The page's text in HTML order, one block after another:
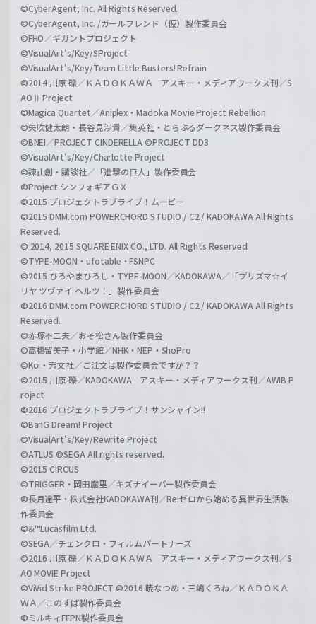
©CyberAgent, Inc. All Rights Reserved.
©CyberAgent, Inc. /ガールフレンド（仮）製作委員会
©FHO／ギガントプロジェクト
©VisualArt's/Key/SProject
©VisualArt's/Key/Team Little Busters! Refrain
©2014 川原 礫／ＫＡＤＯＫＡＷＡ アスキー・メディアワークス刊／S
AOⅡ Project
©Magica Quartet／Aniplex・Madoka Movie Project Rebellion
©矢吹健太朗・長谷見沙貴／集英社・とらぶるダークネス製作委員会
©BNEI／PROJECT CINDERELLA ©PROJECT DD3
©VisualArt's/Key/Charlotte Project
©諫山創・講談社／「進撃の巨人」製作委員会
©Project シンフォギアＧＸ
©2015 プロジェクトラブライブ！ムービー
©2015 DMM.com POWERCHORD STUDIO / C2 / KADOKAWA All Rights
Reserved.
© 2014, 2015 SQUARE ENIX CO., LTD. All Rights Reserved.
©TYPE-MOON・ufotable・FSNPC
©2015 ひろやまひろし・TYPE-MOON／KADOKAWA／「プリズマ☆イ
リヤ ツヴァイ ヘルツ！」製作委員会
©2016 DMM.com POWERCHORD STUDIO / C2 / KADOKAWA All Rights
Reserved.
©赤塚不二夫／おそ松さん製作委員会
©高橋留美子・小学館／NHK・NEP・ShoPro
©Koi・芳文社／ご注文は製作委員会ですか？？
©2015 川原 礫／KADOKAWA アスキー・メディアワークス刊／AWIB P
roject
©2016 プロジェクトラブライブ！サンシャイン!!
©BanG Dream! Project
©VisualArt's/Key/Rewrite Project
©ATLUS ©SEGA All rights reserved.
©2015 CIRCUS
©TRIGGER・岡田麿里／キズナイーバー製作委員会
©長月達平・株式会社KADOKAWA刊／Re:ゼロから始める異世界生活製
作委員会
©&™Lucasfilm Ltd.
©SEGA／チェンクロ・フィルムパートナーズ
©2016 川原 礫／ＫＡＤＯＫＡＷＡ アスキー・メディアワークス刊／S
AO MOVIE Project
©ViVid Strike PROJECT ©2016 暁なつめ・三嶋くろね／ＫＡＤＯＫＡ
ＷＡ／このすば製作委員会
©ミルキィFFPN製作委員会